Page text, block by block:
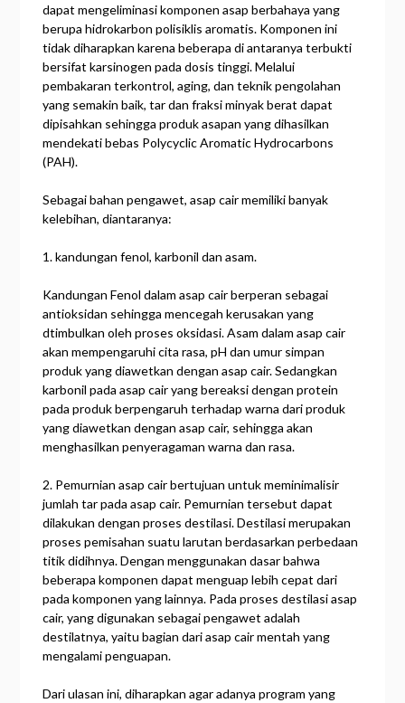
dapat mengeliminasi komponen asap berbahaya yang
berupa hidrokarbon polisiklis aromatis. Komponen ini
tidak diharapkan karena beberapa di antaranya terbukti
bersifat karsinogen pada dosis tinggi. Melalui
pembakaran terkontrol, aging, dan teknik pengolahan
yang semakin baik, tar dan fraksi minyak berat dapat
dipisahkan sehingga produk asapan yang dihasilkan
mendekati bebas Polycyclic Aromatic Hydrocarbons
(PAH).
Sebagai bahan pengawet, asap cair memiliki banyak
kelebihan, diantaranya:
1. kandungan fenol, karbonil dan asam.
Kandungan Fenol dalam asap cair berperan sebagai
antioksidan sehingga mencegah kerusakan yang
dtimbulkan oleh proses oksidasi. Asam dalam asap cair
akan mempengaruhi cita rasa, pH dan umur simpan
produk yang diawetkan dengan asap cair. Sedangkan
karbonil pada asap cair yang bereaksi dengan protein
pada produk berpengaruh terhadap warna dari produk
yang diawetkan dengan asap cair, sehingga akan
menghasilkan penyeragaman warna dan rasa.
2. Pemurnian asap cair bertujuan untuk meminimalisir
jumlah tar pada asap cair. Pemurnian tersebut dapat
dilakukan dengan proses destilasi. Destilasi merupakan
proses pemisahan suatu larutan berdasarkan perbedaan
titik didihnya. Dengan menggunakan dasar bahwa
beberapa komponen dapat menguap lebih cepat dari
pada komponen yang lainnya. Pada proses destilasi asap
cair, yang digunakan sebagai pengawet adalah
destilatnya, yaitu bagian dari asap cair mentah yang
mengalami penguapan.
Dari ulasan ini, diharapkan agar adanya program yang